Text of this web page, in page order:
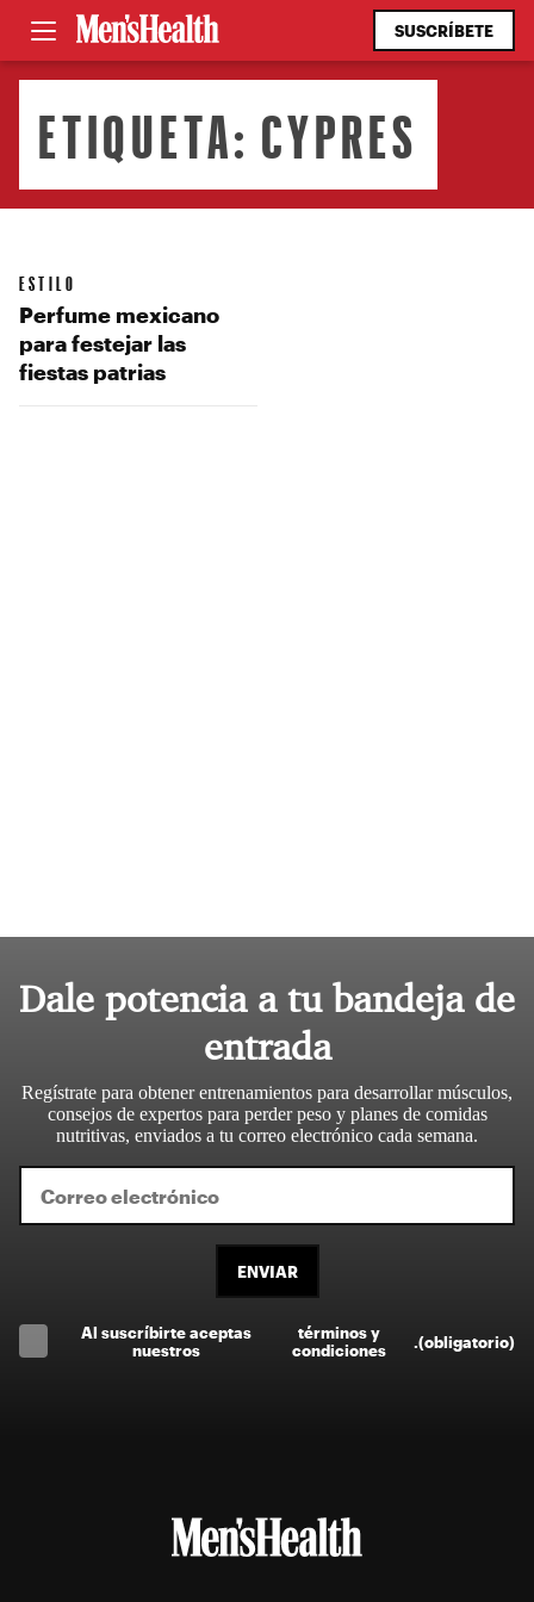
SUSCRÍBETE
ETIQUETA: CYPRES
ESTILO
Perfume mexicano
para festejar las
fiestas patrias
Dale potencia a tu bandeja de
entrada
Regístrate para obtener entrenamientos para desarrollar músculos,
consejos de expertos para perder peso y planes de comidas
nutritivas, enviados a tu correo electrónico cada semana.
ENVIAR
Al suscríbirte aceptas
nuestros
términos y
condiciones
(obligatorio)